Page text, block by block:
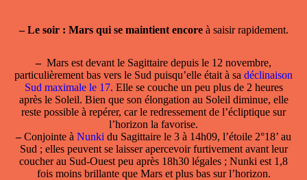
– Le soir : Mars qui se maintient encoreà saisir rapidement.
– Mars est devant le Sagittaire depuis le 12 novembre,
particulièrement bas vers le Sud puisqu’elle était à sa déclinaison
Sud maximale le 17. Elle se couche un peu plus de 2 heures
après le Soleil. Bien que son élongation au Soleil diminue, elle
reste possible à repérer, car le redressement de l’écliptique sur
l’horizon la favorise.
–Conjointe à Nunki du Sagittaire le 3 à 14h09, l’étoile 2°18’ au
Sud ; elles peuvent se laisser apercevoir furtivement avant leur
coucher au Sud-Ouest peu après 18h30 légales ; Nunki est 1,8
fois moins brillante que Mars et plus bas sur l’horizon.